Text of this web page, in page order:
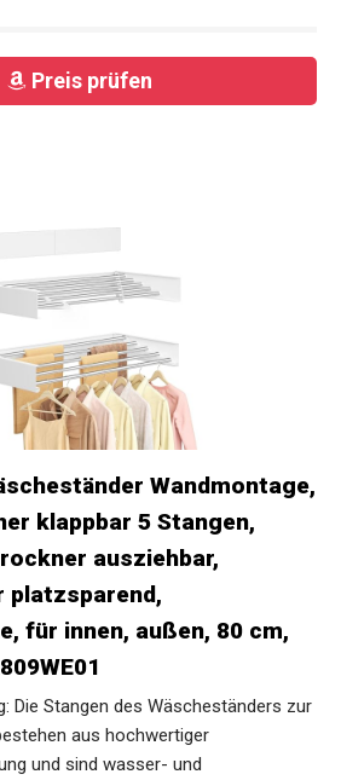
Preis prüfen
Wandmontage,
klappbar 5 Stangen,
ausziehbar,
platzsparend,
für innen, außen, 80 cm,
Die Stangen des Wäscheständers zur
aus hochwertiger
und sind wasser- und